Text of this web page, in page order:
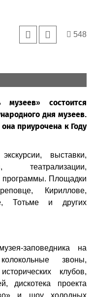
548
музеев» состоится
дня музеев.
приурочена к Году
выставки,
театрализации,
программы. Площадки
Кириллове,
Тотьме и других
заповедника на
звоны,
клубов,
дискотека проекта
и шоу холодных